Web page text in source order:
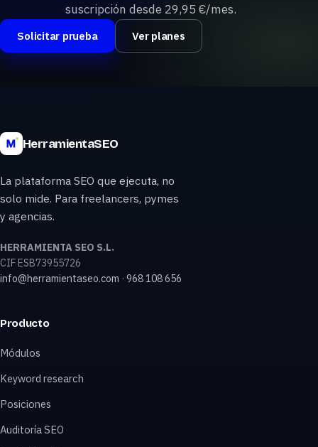
suscripción desde 29,95 €/mes.
Solicitar prueba Ver planes
HerramientaSEO
La plataforma SEO que ejecuta, no
solo mide. Para freelancers, pymes
y agencias.
HERRAMIENTA SEO S.L.
CIF ESB73955726
info@herramientaseo.com · 968 108 656
Producto
Módulos
Keyword research
Posiciones
Auditoría SEO